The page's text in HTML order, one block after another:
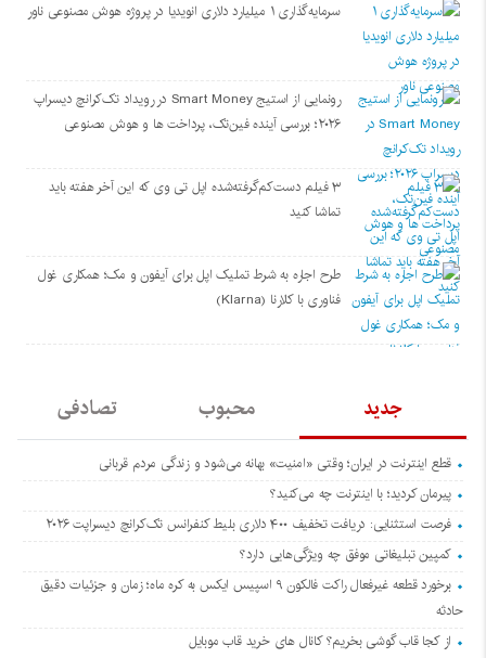
سرمایه‌گذاری ۱ میلیارد دلاری انویدیا در پروژه هوش مصنوعی ناور
رونمایی از استیج Smart Money در رویداد تک‌کرانچ دیسراپ
۲۰۲۶؛ بررسی آینده فین‌تک، پرداخت‌ ها و هوش مصنوعی
۳ فیلم دست‌کم‌گرفته‌شده اپل تی وی که این آخر هفته باید
تماشا کنید
طرح اجاره به شرط تملیک اپل برای آیفون و مک؛ همکاری غول
فناوری با کلارنا (Klarna)
جدید محبوب تصادفی
قطع اینترنت در ایران؛ وقتی «امنیت» بهانه می‌شود و زندگی مردم قربانی
پیرمان کردید؛ با اینترنت چه می‌کنید؟
فرصت استثنایی: دریافت تخفیف ۴۰۰ دلاری بلیط کنفرانس تک‌کرانچ دیسراپت ۲۰۲۶
کمپین تبلیغاتی موفق چه ویژگی‌هایی دارد؟
برخورد قطعه غیرفعال راکت فالکون ۹ اسپیس ایکس به کره ماه؛ زمان و جزئیات دقیق
حادثه
از کجا قاب گوشی بخریم؟ کانال های خرید قاب موبایل